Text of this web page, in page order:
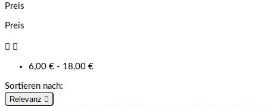
Preis
Preis
 
6,00 € - 18,00 €
Sortieren nach:
Relevanz 